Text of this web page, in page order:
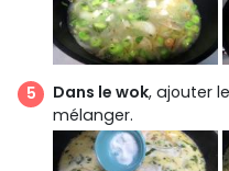
Dans le wok, ajouter
mélanger.